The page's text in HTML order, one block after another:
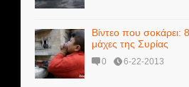
Βίντεο που σοκάρει:
μάχες της Συρίας
0 6-22-2013